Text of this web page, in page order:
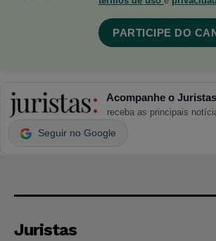
PARTICIPE DO
Acompanhe o
receba as principais
Seguir no Google
Juristas